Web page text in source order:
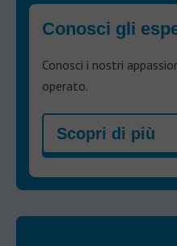
Conosci gli
Conosci i nostri
operato.
Scopri di più